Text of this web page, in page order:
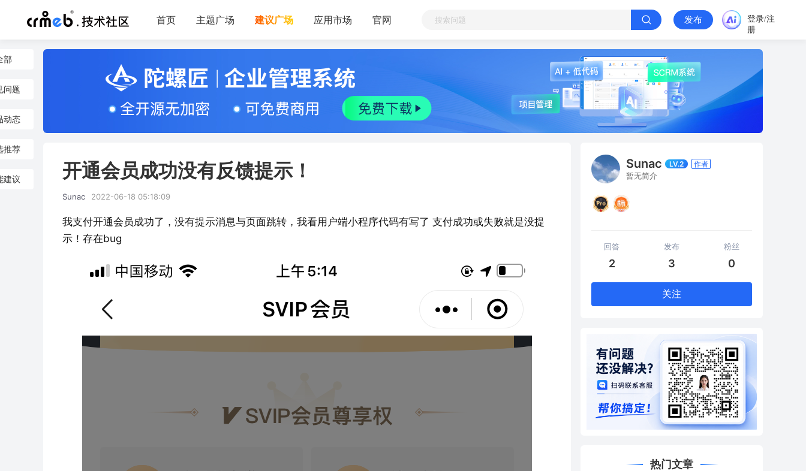
首页 主题广场 建议广场 应用市场 官网 发布
登录/注
册
部
问题
动态
推荐
建议 开通会员成功没有反馈提示！
Sunac 2022-06-18 05:18:09
我支付开通会员成功了，没有提示消息与页面跳转，我看用户端小程序代码有写了 支付成功或失败就是没提
示！存在bug
Sunac LV.2 作者
暂无简介
回答
2
发布
3
粉丝
0
关注
热门文章